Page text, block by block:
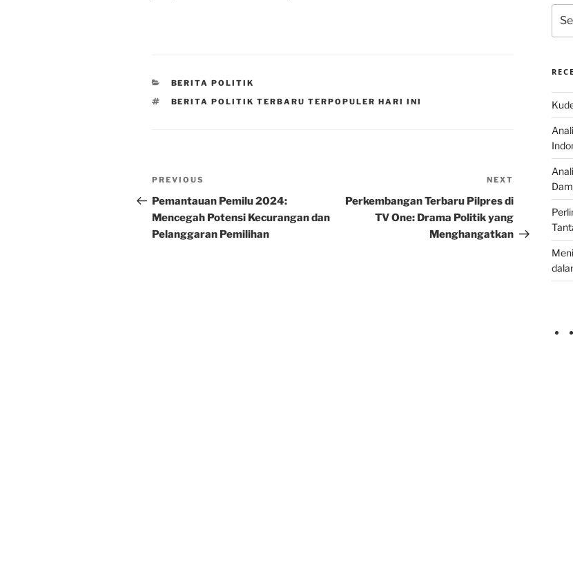
CATEGORIES
BERITA POLITIK
TAGS
BERITA POLITIK TERBARU TERPOPULER HARI INI
Post
navigation
Previous
Post
PREVIOUS
Pemantauan Pemilu 2024:
Mencegah Potensi Kecurangan dan
Pelanggaran Pemilihan
Post
NEXT
Perkembangan Terbaru Pilpres di
TV One: Drama Politik yang
Menghangatkan
for: